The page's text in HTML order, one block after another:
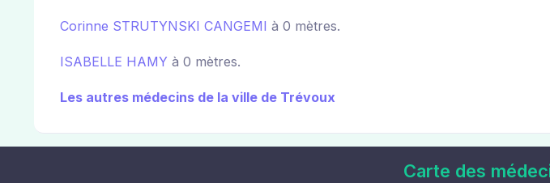
Corinne STRUTYNSKI CANGEMI à 0 mètres.
ISABELLE HAMY à 0 mètres.
Les autres médecins de la ville de Trévoux
Carte des